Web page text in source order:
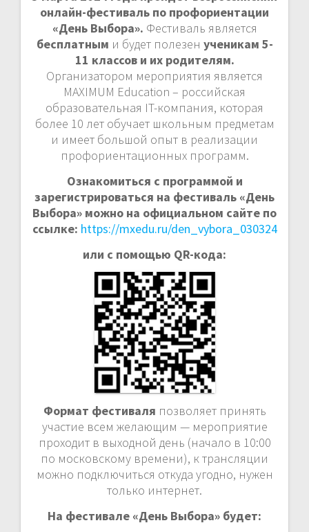
онлайн-фестиваль по профориентации
«День Выбора». Фестиваль является
бесплатным и будет полезен ученикам 5-
11 классов и их родителям.
Организатором мероприятия является
MAXIMUM Education – российская
образовательная IT-компания, которая
более 10 лет обучает школьным предметам
и имеет большой опыт в реализации
профориентационных программ.
Ознакомиться с программой и
зарегистрироваться на фестиваль «День
Выбора» можно на официальном сайте по
ссылке: https://mxedu.ru/den_vybora_030324
или с помощью QR-кода:
Формат фестиваля позволяет принять
участие всем желающим — мероприятие
проходит в выходной день (начало в 10:00
по московскому времени), к трансляции
можно подключиться откуда угодно, нужен
только интернет.
На фестивале «День Выбора» будет: